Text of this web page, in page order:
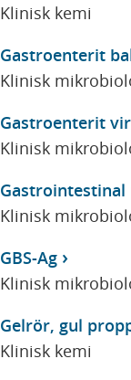
Klinisk kemi
Gastroenterit
Klinisk
Gastroenterit
Klinisk
Gastrointestinal
Klinisk
GBS-Ag
Klinisk
Gelrör, gul
Klinisk kemi